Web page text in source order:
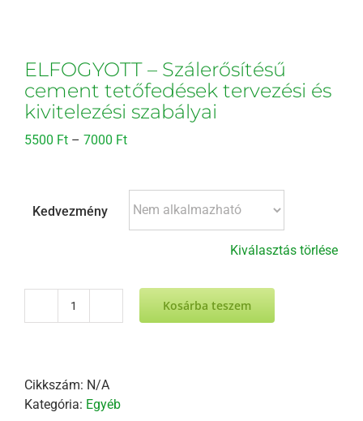
ELFOGYOTT – Szálerősítésű
cement tetőfedések tervezési és
kivitelezési szabályai
5500 Ft – 7000 FtÁrtartomány:
Kedvezmény
Kiválasztás törlése
ELFOGYOTT
tetőfedések
tervezési
Kosárba teszem
Cikkszám: N/A
Kategória: Egyéb